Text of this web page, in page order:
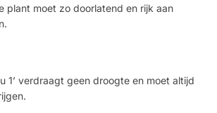
plant moet zo doorlatend en rijk aan
1’ verdraagt ​​geen droogte en moet altijd